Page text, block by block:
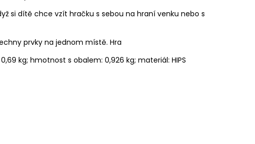
si dítě chce vzít hračku s sebou na hraní venku nebo s
prvky na jednom místě. Hra
kg; hmotnost s obalem: 0,926 kg; materiál: HIPS